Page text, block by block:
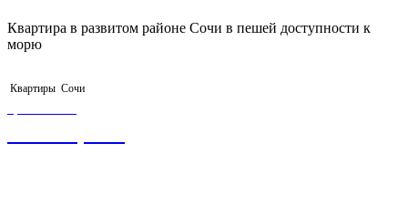
Квартира в развитом районе Сочи в пешей доступности к
морю
Квартиры Сочи